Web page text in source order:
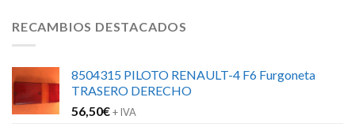
RECAMBIOS DESTACADOS
8504315 PILOTO RENAULT-4 F6 Furgoneta
TRASERO DERECHO
56,50€+ IVA